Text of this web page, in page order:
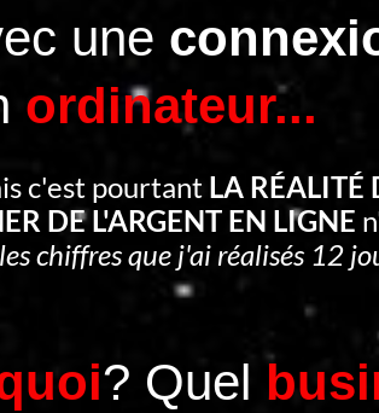
une
ordinateur...
c'est pourtant LA RÉALITÉ
DE L'ARGENT EN LIGNE
chiffres que j'ai réalisés 12
? Quel